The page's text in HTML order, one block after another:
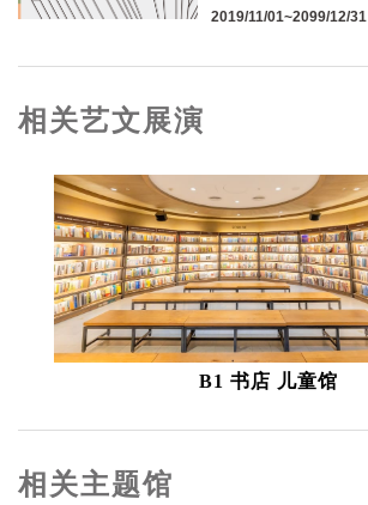
2019/11/01~2099/12/31
相关主题馆
相关艺文展演
B1 书店 儿童馆